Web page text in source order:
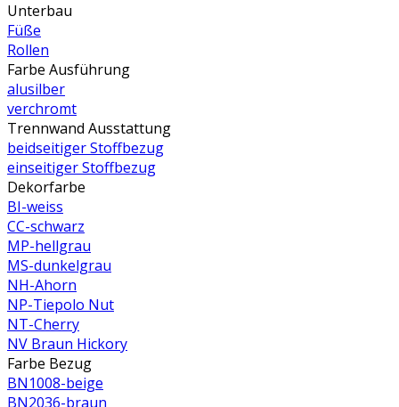
Unterbau
Füße
Rollen
Farbe Ausführung
alusilber
verchromt
Trennwand Ausstattung
beidseitiger Stoffbezug
einseitiger Stoffbezug
Dekorfarbe
BI-weiss
CC-schwarz
MP-hellgrau
MS-dunkelgrau
NH-Ahorn
NP-Tiepolo Nut
NT-Cherry
NV Braun Hickory
Farbe Bezug
BN1008-beige
BN2036-braun